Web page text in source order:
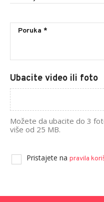
Ubacite video ili foto
Možete da ubacite do 3
više od 25 MB.
Pristajete na pravila